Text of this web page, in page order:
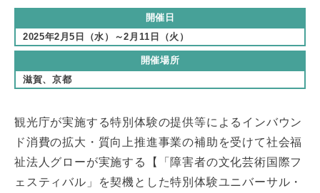
開催日
2025年2月5日（水）～2月11日（火）
開催場所
滋賀、京都
観光庁が実施する特別体験の提供等によるインバウン
ド消費の拡大・質向上推進事業の補助を受けて社会福
祉法人グローが実施する【「障害者の文化芸術国際フ
ェスティバル」を契機とした特別体験ユニバーサル・